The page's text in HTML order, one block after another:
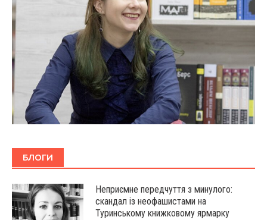
БЛОГИ
Неприємне передчуття з минулого:
скандал із неофашистами на
Туринському книжковому ярмарку